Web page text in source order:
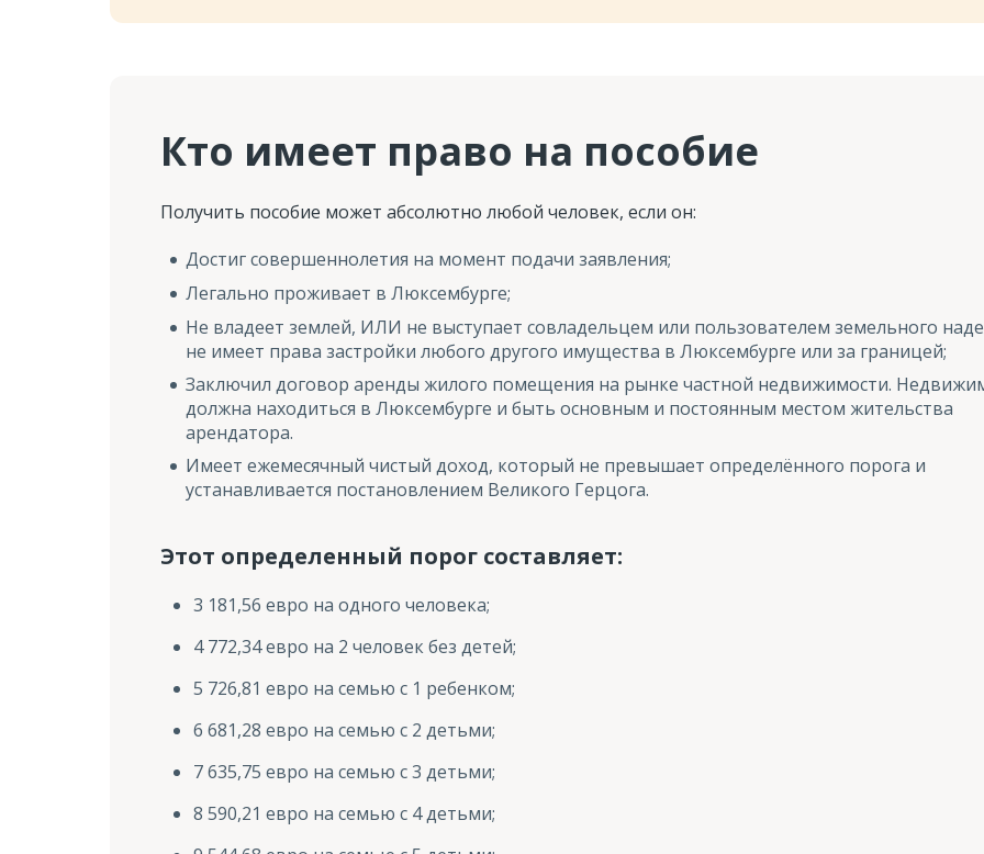
Кто имеет право на пособие
Получить пособие может абсолютно любой человек, если он:
Достиг совершеннолетия на момент подачи заявления;
Легально проживает в Люксембурге;
Не владеет землей, ИЛИ не выступает совладельцем или пользователем земельного
не имеет права застройки любого другого имущества в Люксембурге или за границей;
Заключил договор аренды жилого помещения на рынке частной недвижимости.
должна находиться в Люксембурге и быть основным и постоянным местом жительства
арендатора.
Имеет ежемесячный чистый доход, который не превышает определённого порога и
устанавливается постановлением Великого Герцога.
Этот определенный порог составляет:
3 181,56 евро на одного человека;
4 772,34 евро на 2 человек без детей;
5 726,81 евро на семью с 1 ребенком;
6 681,28 евро на семью с 2 детьми;
7 635,75 евро на семью с 3 детьми;
8 590,21 евро на семью с 4 детьми;